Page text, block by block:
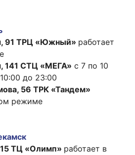
91 ТРЦ «Южный» работает
141 СТЦ «МЕГА» с 7 по 10
до 23:00
56 ТРК «Тандем»
режиме
15 ТЦ «Олимп» работает в